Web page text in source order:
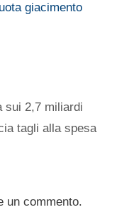
giacimento
sui 2,7 miliardi
tagli alla spesa
un commento.